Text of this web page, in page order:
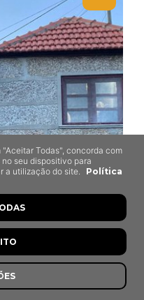
Todas", concorda com
seu dispositivo para
a utilização do site.
Política